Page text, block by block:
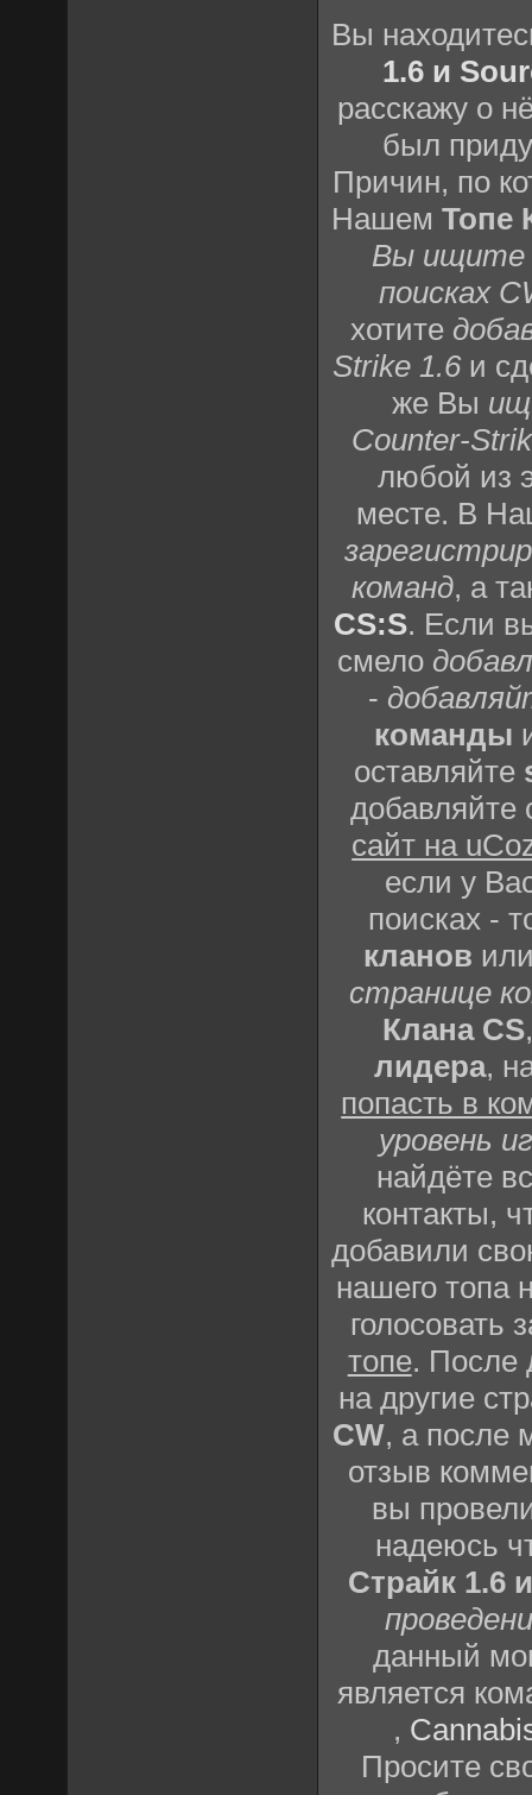
Вы
1.6 и
расскажу о
был
Причин, по
НашемТопе
Вы ищите
поисках
хотите
Strike 1.6и
же Вы
Counter-
любой из
месте. В
команд, а
CS:S. Если
смело
-
команды
оставляйте
добавляйте
сайт на
если у
поисках -
кланов
странице
Клана CS
лидера,
попасть в
уровень
найдёте
контакты,
добавили
нашего топа
голосовать
топе. После
на другие
CW, а после
отзыв
вы
надеюсь
Страйк 1.6
данный
является
,
Просите